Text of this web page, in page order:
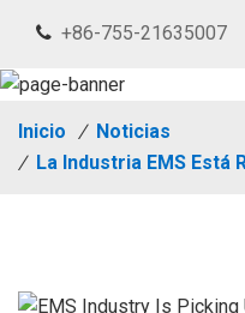
+86-755-21635007
Inicio / Noticias
/ La Industria EMS Está